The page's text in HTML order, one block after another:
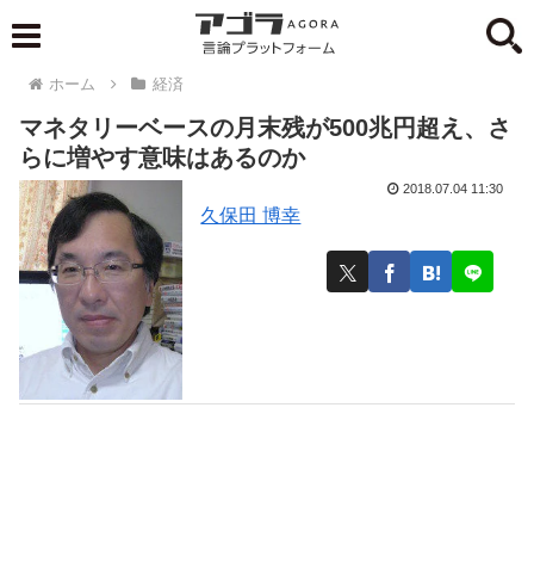
ホーム 経済
マネタリーベースの月末残が500兆円超え、さ
らに増やす意味はあるのか
久保田 博幸
2018.07.04 11:30